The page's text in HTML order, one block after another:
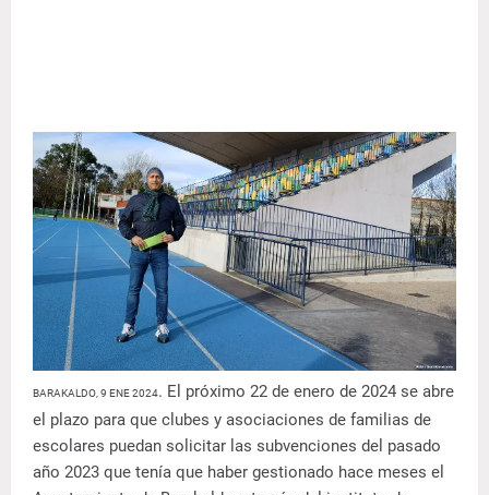
BARAKALDO, 9 ENE 2024. El próximo 22 de enero de 2024 se abre
el plazo para que clubes y asociaciones de familias de
escolares puedan solicitar las subvenciones del pasado
año 2023 que tenía que haber gestionado hace meses el